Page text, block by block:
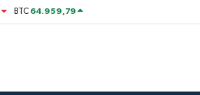
BTC 64.959,79